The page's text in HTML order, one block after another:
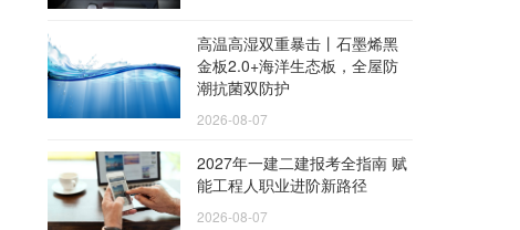
高温高湿双重暴击丨石墨烯黑
金板2.0+海洋生态板，全屋防
潮抗菌双防护
2026-08-07
2027年一建二建报考全指南 赋
能工程人职业进阶新路径
2026-08-07